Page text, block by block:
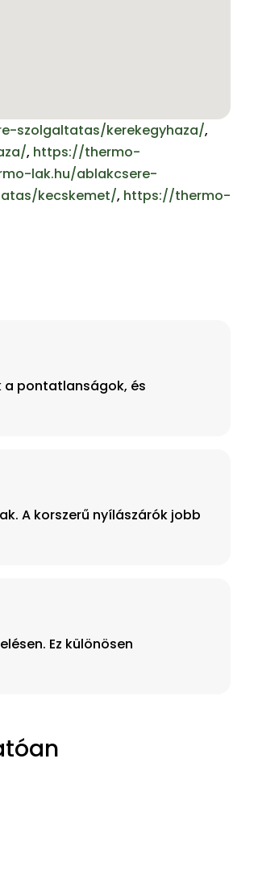
szolgaltatas/kerekegyhaza/,
, https://thermo-
lak.hu/ablakcsere-
kecskemet/, https://thermo-
a pontatlanságok, és
A korszerű nyílászárók jobb
Ez különösen